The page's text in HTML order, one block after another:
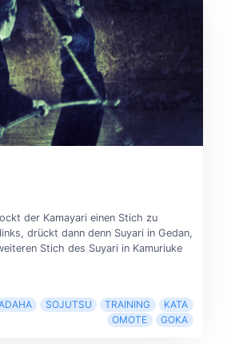
der Kamayari einen Stich zu
drückt dann denn Suyari in Gedan,
Stich des Suyari in Kamuriuke
SOJUTSU TRAINING
KATA
OMOTE
GOKA